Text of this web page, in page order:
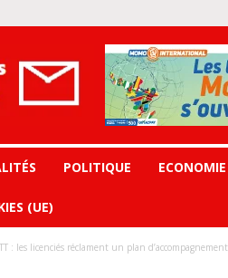
POLITIQUE ECONOMIE
(UE)
: les licenciés réclament un plan d’accompagnement